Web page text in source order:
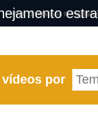
por